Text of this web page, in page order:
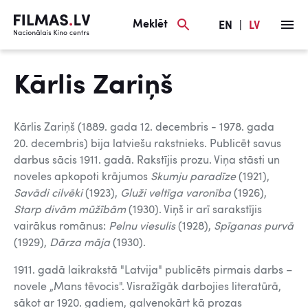
Meklēt EN LV
Kārlis Zariņš
Kārlis Zariņš (1889. gada 12. decembris - 1978. gada
20. decembris) bija latviešu rakstnieks. Publicēt savus
darbus sācis 1911. gadā. Rakstījis prozu. Viņa stāsti un
noveles apkopoti krājumos Skumju paradīze(1921),
Savādi cilvēki(1923), Gluži veltīga varonība (1926),
Starp divām mūžībām(1930). Viņš ir arī sarakstījis
vairākus romānus: Pelnu viesulis(1928), Spīganas purvā
(1929), Dārza māja (1930).
1911. gadā laikrakstā "Latvija" publicēts pirmais darbs –
novele „Mans tēvocis". Visražīgāk darbojies literatūrā,
sākot ar 1920. gadiem, galvenokārt kā prozas